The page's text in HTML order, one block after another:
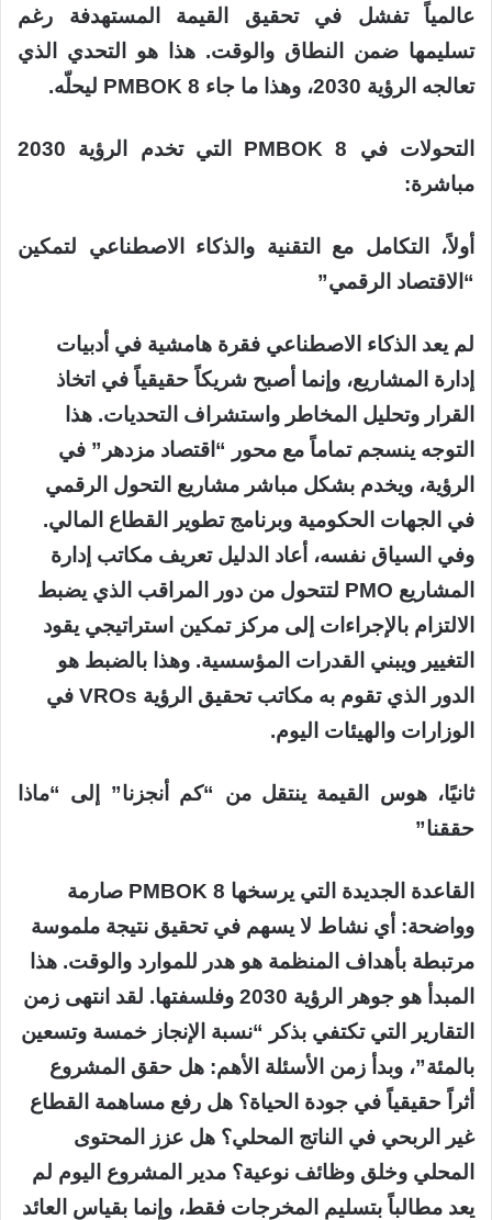
عالمياً تفشل في تحقيق القيمة المستهدفة رغم
تسليمها ضمن النطاق والوقت. هذا هو التحدي الذي
تعالجه الرؤية 2030، وهذا ما جاء PMBOK 8 ليحلّه.
التحولات في PMBOK 8 التي تخدم الرؤية 2030
مباشرة:
أولاً، التكامل مع التقنية والذكاء الاصطناعي لتمكين
“الاقتصاد الرقمي”
لم يعد الذكاء الاصطناعي فقرة هامشية في أدبيات
إدارة المشاريع، وإنما أصبح شريكاً حقيقياً في اتخاذ
القرار وتحليل المخاطر واستشراف التحديات. هذا
التوجه ينسجم تماماً مع محور “اقتصاد مزدهر” في
الرؤية، ويخدم بشكل مباشر مشاريع التحول الرقمي
في الجهات الحكومية وبرنامج تطوير القطاع المالي.
وفي السياق نفسه، أعاد الدليل تعريف مكاتب إدارة
المشاريع PMO لتتحول من دور المراقب الذي يضبط
الالتزام بالإجراءات إلى مركز تمكين استراتيجي يقود
التغيير ويبني القدرات المؤسسية. وهذا بالضبط هو
الدور الذي تقوم به مكاتب تحقيق الرؤية VROs في
الوزارات والهيئات اليوم.
ثانيًا، هوس القيمة ينتقل من “كم أنجزنا” إلى “ماذا
حققنا”
القاعدة الجديدة التي يرسخها PMBOK 8 صارمة
وواضحة: أي نشاط لا يسهم في تحقيق نتيجة ملموسة
مرتبطة بأهداف المنظمة هو هدر للموارد والوقت. هذا
المبدأ هو جوهر الرؤية 2030 وفلسفتها. لقد انتهى زمن
التقارير التي تكتفي بذكر “نسبة الإنجاز خمسة وتسعين
بالمئة”، وبدأ زمن الأسئلة الأهم: هل حقق المشروع
أثراً حقيقياً في جودة الحياة؟ هل رفع مساهمة القطاع
غير الربحي في الناتج المحلي؟ هل عزز المحتوى
المحلي وخلق وظائف نوعية؟ مدير المشروع اليوم لم
يعد مطالباً بتسليم المخرجات فقط، وإنما بقياس العائد